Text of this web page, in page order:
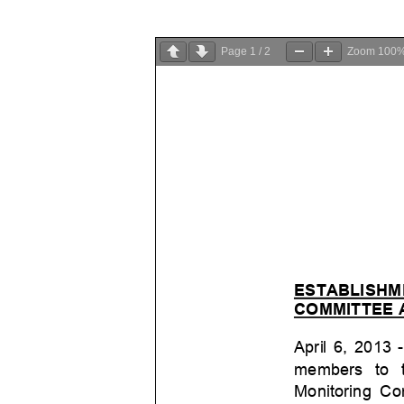
Page 1 / 2 Zoom